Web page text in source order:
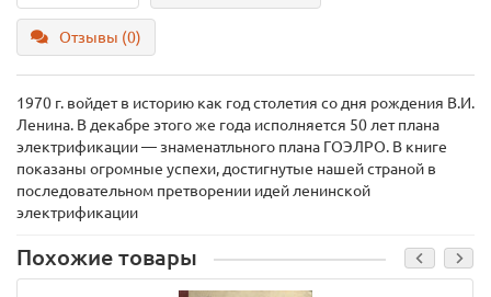
Отзывы (0)
1970 г. войдет в историю как год столетия со дня рождения В.И.
Ленина. В декабре этого же года исполняется 50 лет плана
электрификации — знаменатльного плана ГОЭЛРО. В книге
показаны огромные успехи, достигнутые нашей страной в
последовательном претворении идей ленинской
электрификации
Похожие товары